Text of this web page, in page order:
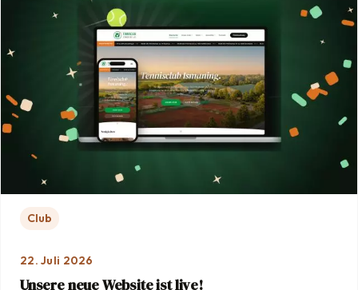
Club
22. Juli 2026
Unsere neue Website ist live!